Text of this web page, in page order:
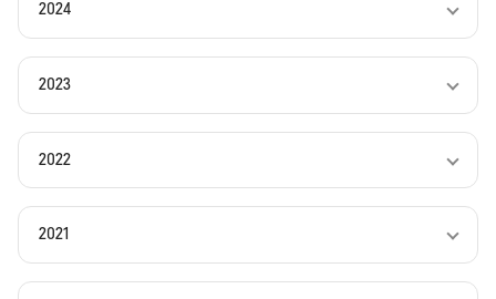
2024
2023
2022
2021